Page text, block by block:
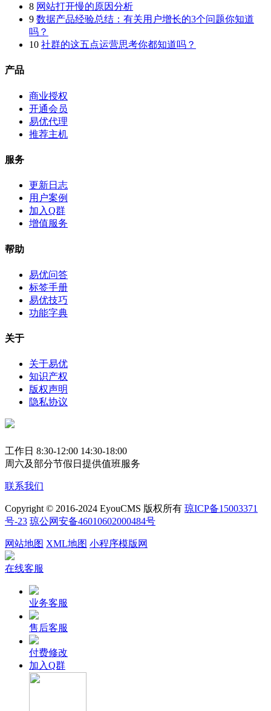
8 网站打开慢的原因分析
9 数据产品经验总结：有关用户增长的3个问题你知道
吗？
10 社群的这五点运营思考你都知道吗？
产品
商业授权
开通会员
易优代理
推荐主机
服务
更新日志
用户案例
加入Q群
增值服务
帮助
易优问答
标签手册
易优技巧
功能字典
关于
关于易优
知识产权
版权声明
隐私协议
工作日 8:30-12:00 14:30-18:00
周六及部分节假日提供值班服务
联系我们
Copyright © 2016-2024 EyouCMS 版权所有 琼ICP备15003371
号-23 琼公网安备46010602000484号
网站地图 XML地图 小程序模版网
在线客服
业务客服
售后客服
付费修改
加入Q群